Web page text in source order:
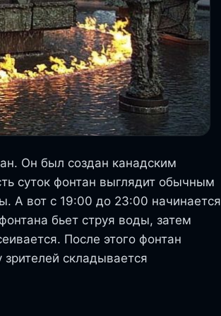
Он был создан канадским
суток фонтан выглядит обычным
А вот с 19:00 до 23:00 начинается
бьет струя воды, затем
После этого фонтан
складывается